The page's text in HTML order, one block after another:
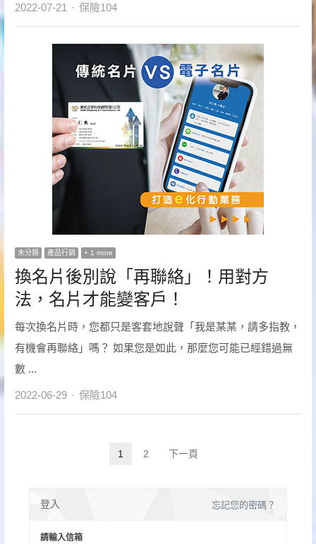
2022-07-21 Author
保險104
未分類 產品行銷 + 1 more
換名片後別說「再聯絡」！用對方
法，名片才能變客戶！
每次換名片時，您都只是客套地說聲「我是某某，請多指教，
有機會再聯絡」嗎？ 如果您是如此，那麼您可能已經錯過無
數 ...
2022-06-29 Author
保險104
Page
1 Page
2 下一頁
登入 忘記您的密碼？
請輸入信箱